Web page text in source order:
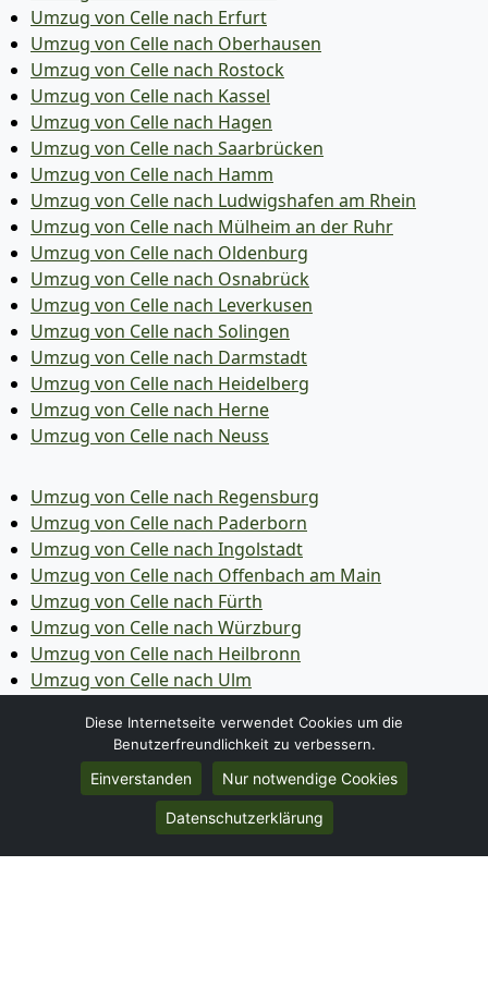
Umzug von Celle nach Erfurt
Umzug von Celle nach Oberhausen
Umzug von Celle nach Rostock
Umzug von Celle nach Kassel
Umzug von Celle nach Hagen
Umzug von Celle nach Saarbrücken
Umzug von Celle nach Hamm
Umzug von Celle nach Ludwigshafen am Rhein
Umzug von Celle nach Mülheim an der Ruhr
Umzug von Celle nach Oldenburg
Umzug von Celle nach Osnabrück
Umzug von Celle nach Leverkusen
Umzug von Celle nach Solingen
Umzug von Celle nach Darmstadt
Umzug von Celle nach Heidelberg
Umzug von Celle nach Herne
Umzug von Celle nach Neuss
Umzug von Celle nach Regensburg
Umzug von Celle nach Paderborn
Umzug von Celle nach Ingolstadt
Umzug von Celle nach Offenbach am Main
Umzug von Celle nach Fürth
Umzug von Celle nach Würzburg
Umzug von Celle nach Heilbronn
Umzug von Celle nach Ulm
Umzug von Celle nach Wolfsburg
Umzug von Celle nach Bottrop
Umzug von Celle nach Göttingen
Umzug von Celle nach Reutlingen
Umzug von Celle nach Bremer­haven
Umzug von Celle nach Koblenz
Diese Internetseite verwendet Cookies um die
Benutzerfreundlichkeit zu verbessern.
Einverstanden Nur notwendige Cookies
Datenschutzerklärung